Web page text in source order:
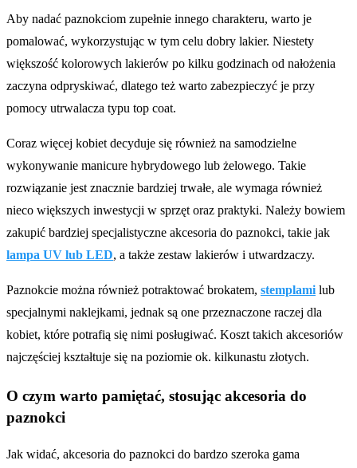
Aby nadać paznokciom zupełnie innego charakteru, warto je
pomalować, wykorzystując w tym celu dobry lakier. Niestety
większość kolorowych lakierów po kilku godzinach od nałożenia
zaczyna odpryskiwać, dlatego też warto zabezpieczyć je przy
pomocy utrwalacza typu top coat.
Coraz więcej kobiet decyduje się również na samodzielne
wykonywanie manicure hybrydowego lub żelowego. Takie
rozwiązanie jest znacznie bardziej trwałe, ale wymaga również
nieco większych inwestycji w sprzęt oraz praktyki. Należy bowiem
zakupić bardziej specjalistyczne akcesoria do paznokci, takie jak
lampa UV lub LED, a także zestaw lakierów i utwardzaczy.
Paznokcie można również potraktować brokatem, stemplami lub
specjalnymi naklejkami, jednak są one przeznaczone raczej dla
kobiet, które potrafią się nimi posługiwać. Koszt takich akcesoriów
najczęściej kształtuje się na poziomie ok. kilkunastu złotych.
O czym warto pamiętać, stosując akcesoria do
paznokci
Jak widać, akcesoria do paznokci do bardzo szeroka gama